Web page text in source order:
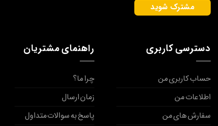
دسترسی کاربری
حساب کاربری من
اطلاعات من
سفارش های من
راهنمای مشتریان
چرا ما؟
زمان ارسال
پاسخ به سوالات متداول